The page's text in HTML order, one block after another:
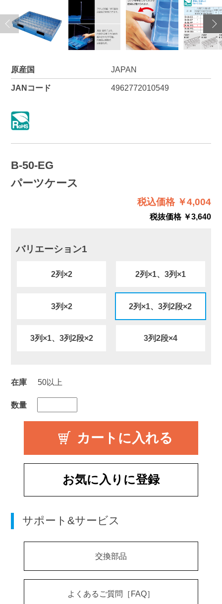
原産国 JAPAN
JANコード 4962772010549
B-50-EG
パーツケース
税込価格 ￥4,004
税抜価格 ￥3,640
バリエーション1
2列×2 2列×1、3列×1
3列×2 2列×1、3列2段×2
3列×1、3列2段×2 3列2段×4
在庫 50以上
数量
お気に入りに登録
サポート&サービス
交換部品
よくあるご質問［FAQ］